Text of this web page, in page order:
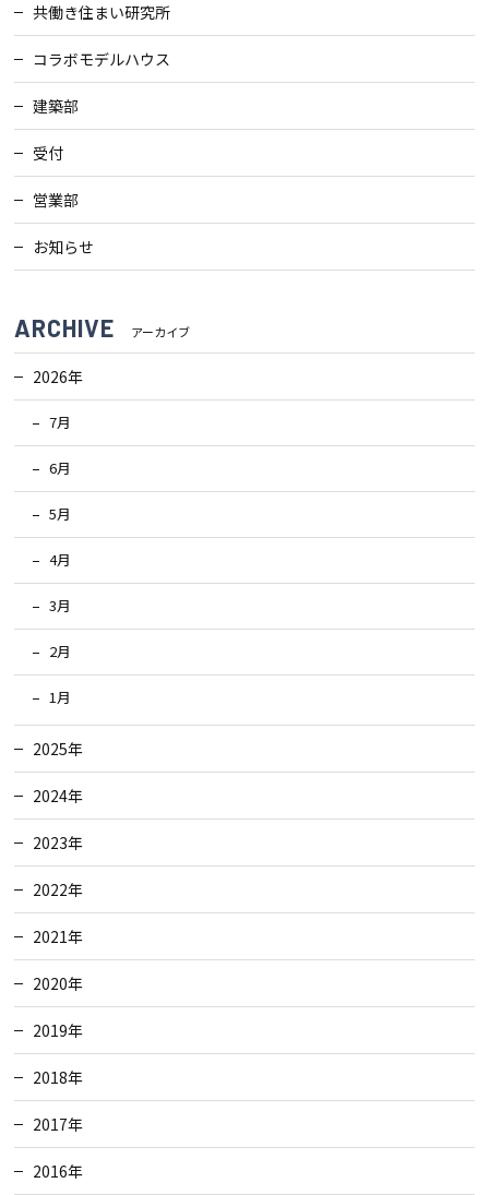
共働き住まい研究所
コラボモデルハウス
建築部
受付
営業部
お知らせ
ARCHIVE アーカイブ
2026年
7月
6月
5月
4月
3月
2月
1月
2025年
2024年
2023年
2022年
2021年
2020年
2019年
2018年
2017年
2016年